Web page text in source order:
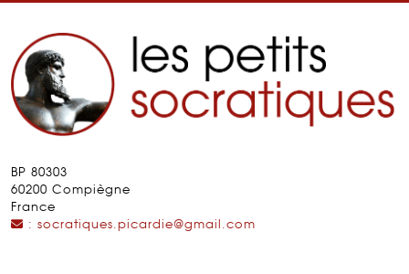
BP 80303
60200 Compiègne
France
: socratiques.picardie@gmail.com